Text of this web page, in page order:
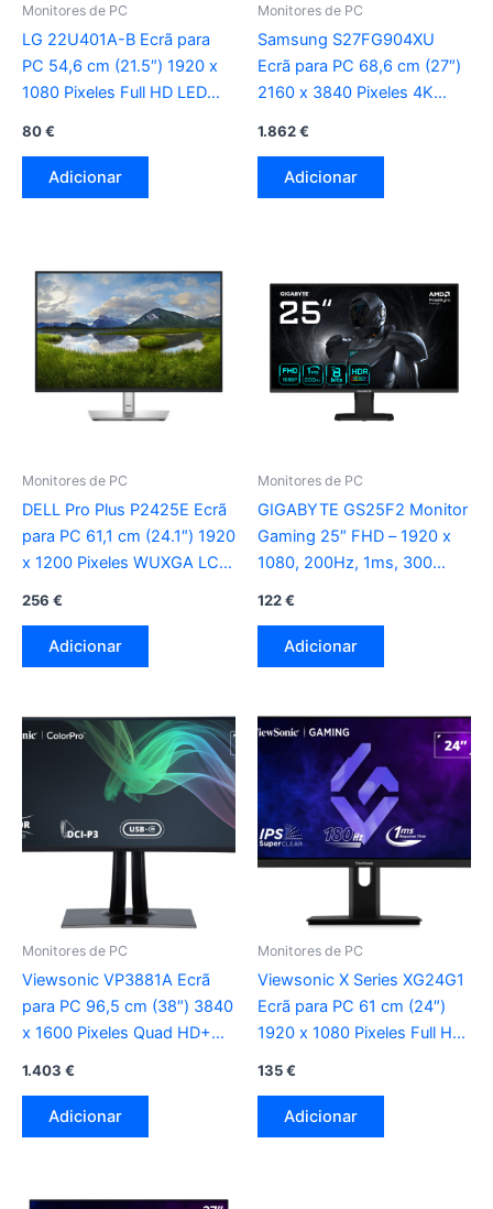
Monitores de PC
LG 22U401A-B Ecrã para
PC 54,6 cm (21.5″) 1920 x
1080 Pixeles Full HD LED
80€
Adicionar
Monitores de PC
Samsung S27FG904XU
Ecrã para PC 68,6 cm (27″)
2160 x 3840 Pixeles 4K
1.862€
Adicionar
Monitores de PC
DELL Pro Plus P2425E Ecrã
para PC 61,1 cm (24.1″) 1920
x 1200 Pixeles WUXGA LCD
256 €
Adicionar
Monitores de PC
GIGABYTE GS25F2 Monitor
Gaming 25″ FHD – 1920 x
1080, 200Hz, 1ms, 300
122€
Adicionar
Monitores de PC
Viewsonic VP3881A Ecrã
para PC 96,5 cm (38″) 3840
x 1600 Pixeles Quad HD+
1.403 €
Adicionar
Monitores de PC
Viewsonic X Series XG24G1
Ecrã para PC 61 cm (24″)
1920 x 1080 Pixeles Full HD
135€
Adicionar